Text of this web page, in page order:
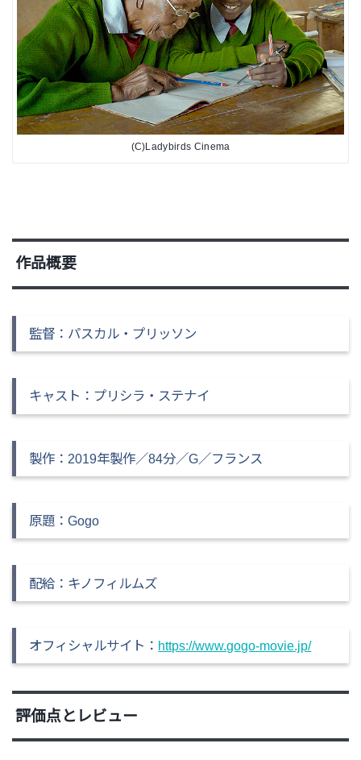
(C)Ladybirds Cinema
作品概要
監督：パスカル・プリッソン
キャスト：プリシラ・ステナイ
製作：2019年製作／84分／G／フランス
原題：Gogo
配給：キノフィルムズ
オフィシャルサイト： https://www.gogo-movie.jp/
評価点とレビュー